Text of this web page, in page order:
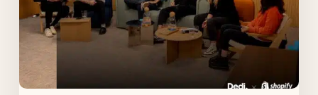
ce
qu’il
fallait
pour
accélérer